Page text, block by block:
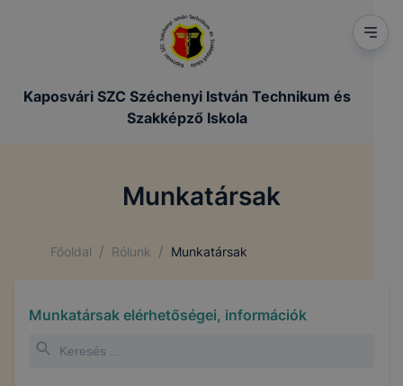
Kaposvári SZC Széchenyi István Technikum és
Szakképző Iskola
Munkatársak
Főoldal / Rólunk / Munkatársak
Munkatársak elérhetőségei, információk